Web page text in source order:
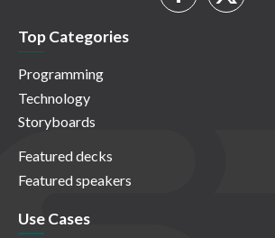
Top Categories
Programming
Technology
Storyboards
Featured decks
Featured speakers
Use Cases